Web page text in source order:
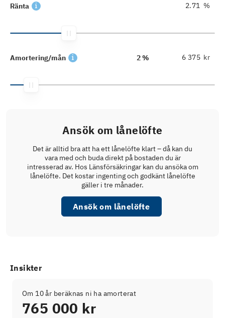
Ränta %
Amortering/mån 2 % kr
Ansök om lånelöfte
Det är alltid bra att ha ett lånelöfte klart – då kan du
vara med och buda direkt på bostaden du är
intresserad av. Hos Länsförsäkringar kan du ansöka om
lånelöfte. Det kostar ingenting och godkänt lånelöfte
gäller i tre månader.
Ansök om lånelöfte
Insikter
Om 10 år beräknas ni ha amorterat
765 000 kr